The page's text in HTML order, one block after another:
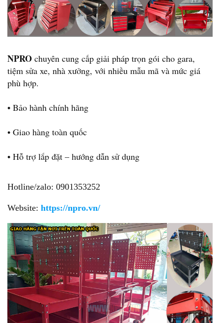
NPRO chuyên cung cấp giải pháp trọn gói cho gara,
tiệm sửa xe, nhà xưởng, với nhiều mẫu mã và mức giá
phù hợp.
• Bảo hành chính hãng
• Giao hàng toàn quốc
• Hỗ trợ lắp đặt – hướng dẫn sử dụng
Hotline/zalo: 0901353252
Website: https://npro.vn/